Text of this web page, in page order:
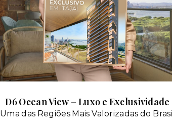
Piscina adulto
D6 Ocean View – Luxo e Exclusividade
Uma das Regiões Mais Valorizadas do Brasil